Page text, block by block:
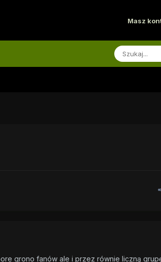
Masz
grono fanów ale i przez równie liczną